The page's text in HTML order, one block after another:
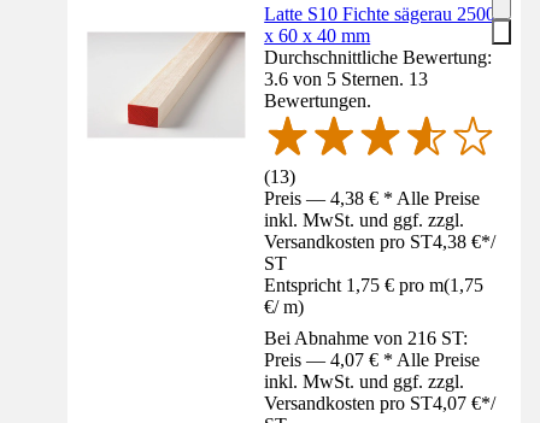
Latte S10 Fichte sägerau 2500
x 60 x 40 mm
Durchschnittliche Bewertung:
3.6 von 5 Sternen. 13
Bewertungen.
(13)
Preis — 4,38 € * Alle Preise
inkl. MwSt. und ggf. zzgl.
Versandkosten pro ST4,38 €*/
ST
Entspricht 1,75 € pro m(1,75
€/ m)
Bei Abnahme von 216 ST:
Preis — 4,07 € * Alle Preise
inkl. MwSt. und ggf. zzgl.
Versandkosten pro ST4,07 €*/